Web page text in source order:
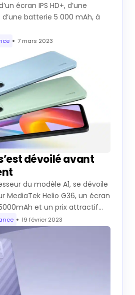
écran IPS HD+, d’une
batterie 5 000 mAh, à
7 mars 2023
dévoilé avant
du modèle A1, se dévoile
MediaTek Helio G36, un écran
et un prix attractif…
19 février 2023